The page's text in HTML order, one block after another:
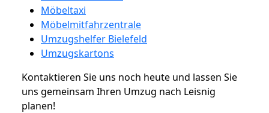
Möbeltaxi
Möbelmitfahrzentrale
Umzugshelfer Bielefeld
Umzugskartons
Kontaktieren Sie uns noch heute und lassen Sie
uns gemeinsam Ihren Umzug nach Leisnig
planen!